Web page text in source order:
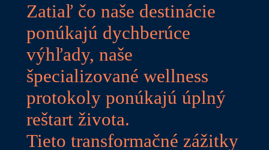
Zatiaľ čo naše destinácie
ponúkajú dychberúce
výhľady, naše
špecializované wellness
protokoly ponúkajú úplný
reštart života.
Tieto transformačné zážitky